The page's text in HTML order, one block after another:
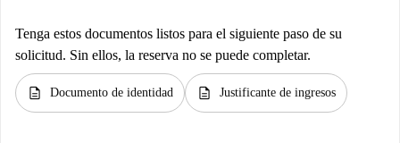
Tenga estos documentos listos para el siguiente paso de su
solicitud. Sin ellos, la reserva no se puede completar.
description Documento de identidad description Justificante de ingresos